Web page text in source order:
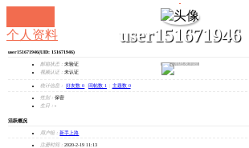
user151671946
发消息
个人资料
user151671946(UID: 151671946)
邮箱状态： 未验证
视频认证： 未认证
统计信息： 好友数 0 回帖数 1 主题数 0
性别： 保密
生日： -
活跃概况
用户组： 新手上路
注册时间： 2020-2-19 11:13